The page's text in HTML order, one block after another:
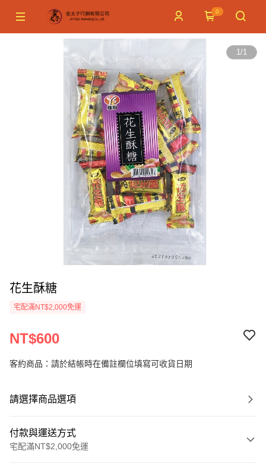
0
1/1
花生酥糖
宅配滿NT$2,000免運
NT$600
客約商品：請於結帳時在備註欄位填寫可收貨日期
請選擇商品選項
付款與運送方式
宅配滿NT$2,000免運